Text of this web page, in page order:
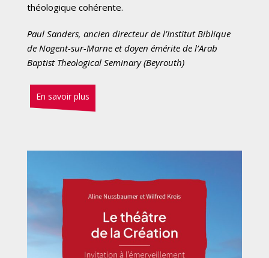
théologique cohérente.
Paul Sanders, ancien directeur de l’Institut Biblique
de Nogent-sur-Marne et doyen émérite de l’Arab
Baptist Theological Seminary (Beyrouth)
En savoir plus